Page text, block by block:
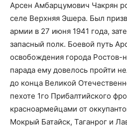
Арсен Амбарцумович Чакрян
селе Верхняя Эшера. Был
армии в 27 июня 1941 года,
запасный полк. Боевой путь
освобождения города Ростов-
парада ему довелось пройти
до конца Великой
пехоте 1го Прибалтийского
красноармейцами от
Мокрый Батайск, Таганрог и